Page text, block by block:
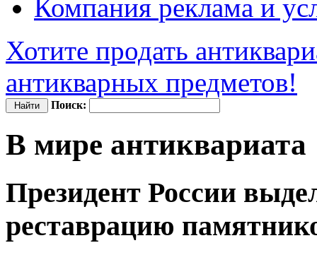
Компания реклама и
Хотите продать
антикварных предметов!
Поиск:
В мире антиквариата
Президент России
реставрацию